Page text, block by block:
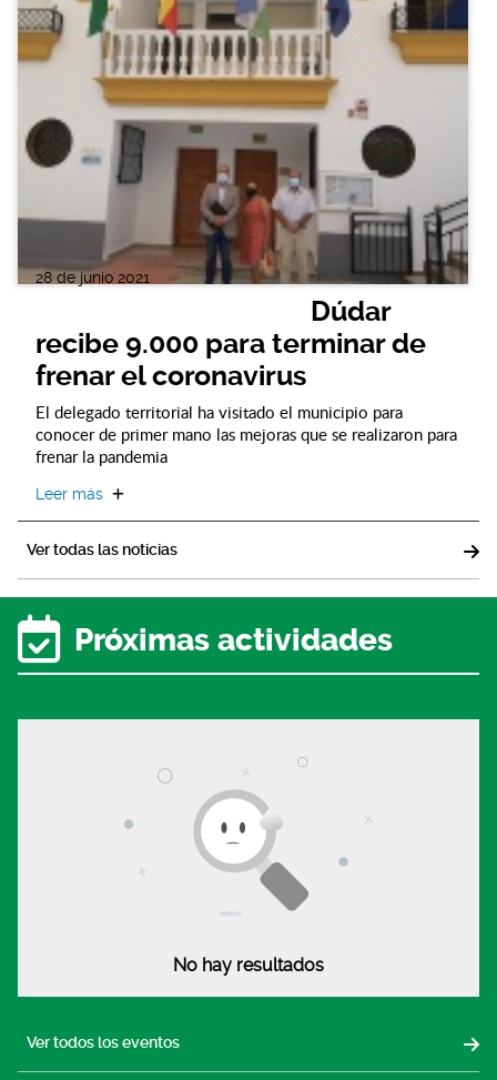
28 de junio 2021
Dúdar
recibe 9.000 para terminar de
frenar el coronavirus
El delegado territorial ha visitado el municipio para
conocer de primer mano las mejoras que se realizaron para
frenar la pandemia
Leer más
Ver todas las noticias
Próximas actividades
No hay resultados
Ver todos los eventos